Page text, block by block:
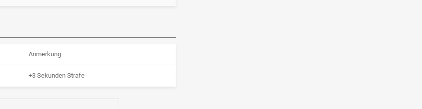
Anmerkung
+3 Sekunden Strafe